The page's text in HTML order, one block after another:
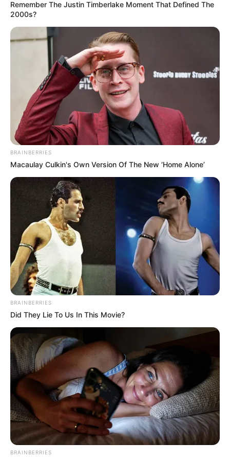
Participe do nosso grupo do
WhatsApp!
Fique informado em tempo real sobre as principais
notícias de Paraguaçu Paulista e região
Clique aqui para entrar no grupo
Remember The Justin Timberlake Moment That Defined The
2000s?
BRAINBERRIES
Macaulay Culkin's Own Version Of The New ‘Home Alone’
BRAINBERRIES
Did They Lie To Us In This Movie?
BRAINBERRIES